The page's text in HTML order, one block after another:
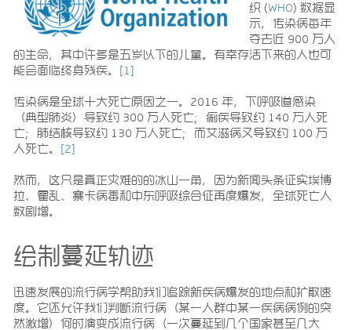
织 (WHO) 数据显
示，传染病每年
夺去近 900 万人
的生命，其中许多是五岁以下的儿童。有幸存活下来的人也可
能会面临终身残疾。 [1]
传染病是全球十大死亡原因之一。2016 年，下呼吸道感染
（典型肺炎）导致约 300 万人死亡；痢疾导致约 140 万人死
亡；肺结核导致约 130 万人死亡；而艾滋病又导致约 100 万
人死亡。 [2]
然而，这只是真正灾难的的冰山一角，因为新闻头条证实埃博
拉、霍乱、寨卡病毒和中东呼吸综合征再度爆发，全球死亡人
数剧增。
绘制蔓延轨迹
迅速发展的流行病学帮助我们追踪新疾病爆发的地点和扩散速
度。它还允许我们判断流行病（某一人群中某一疾病病例的突
然激增）何时演变成流行病（一次蔓延到几个国家甚至几大